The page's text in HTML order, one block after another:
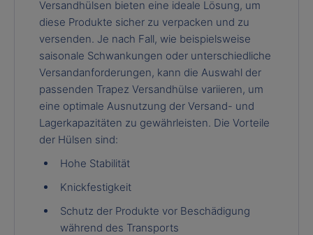
Versandhülsen bieten eine ideale Lösung, um
diese Produkte sicher zu verpacken und zu
versenden. Je nach Fall, wie beispielsweise
saisonale Schwankungen oder unterschiedliche
Versandanforderungen, kann die Auswahl der
passenden Trapez Versandhülse variieren, um
eine optimale Ausnutzung der Versand- und
Lagerkapazitäten zu gewährleisten. Die Vorteile
der Hülsen sind:
Hohe Stabilität
Knickfestigkeit
Schutz der Produkte vor Beschädigung
während des Transports